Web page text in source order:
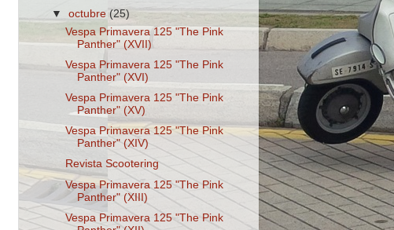
▼octubre(25)
Vespa Primavera 125 "The Pink
Panther" (XVII)
Vespa Primavera 125 "The Pink
Panther" (XVI)
Vespa Primavera 125 "The Pink
Panther" (XV)
Vespa Primavera 125 "The Pink
Panther" (XIV)
Revista Scootering
Vespa Primavera 125 "The Pink
Panther" (XIII)
Vespa Primavera 125 "The Pink